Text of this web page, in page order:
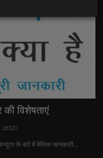
विशेषताएं
28320
के बारे में बेसिक जानकारी...